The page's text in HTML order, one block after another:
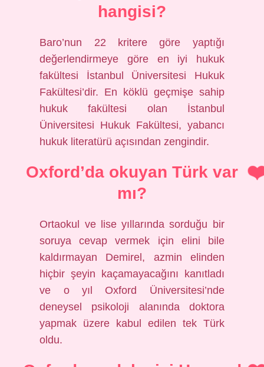
hangisi?
Baro’nun 22 kritere göre yaptığı
değerlendirmeye göre en iyi hukuk
fakültesi İstanbul Üniversitesi Hukuk
Fakültesi’dir. En köklü geçmişe sahip
hukuk fakültesi olan İstanbul
Üniversitesi Hukuk Fakültesi, yabancı
hukuk literatürü açısından zengindir.
Oxford’da okuyan Türk var
mı?
Ortaokul ve lise yıllarında sorduğu bir
soruya cevap vermek için elini bile
kaldırmayan Demirel, azmin elinden
hiçbir şeyin kaçamayacağını kanıtladı
ve o yıl Oxford Üniversitesi’nde
deneysel psikoloji alanında doktora
yapmak üzere kabul edilen tek Türk
oldu.